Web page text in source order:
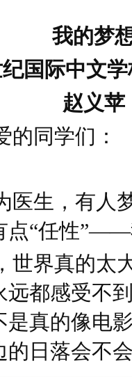
我的梦
国际中文
赵义苹
的同学们：
生，有人
点“任性
界真的太
远都感受不
是真的像电
日落会不